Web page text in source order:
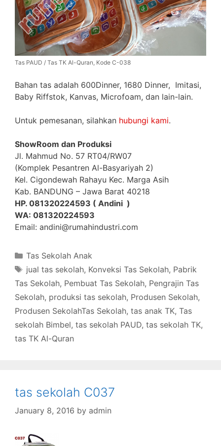
Tas PAUD / Tas TK Al-Quran, Kode C-038
Bahan tas adalah 600Dinner, 1680 Dinner, Imitasi,
Baby Riffstok, Kanvas, Microfoam, dan lain-lain.
Untuk pemesanan, silahkan hubungi kami.
ShowRoom dan Produksi
Jl. Mahmud No. 57 RT04/RW07
(Komplek Pesantren Al-Basyariyah 2)
Kel. Cigondewah Rahayu Kec. Marga Asih
Kab. BANDUNG – Jawa Barat 40218
HP. 081320224593 ( Andini )
WA: 081320224593
Email: andini@rumahindustri.com
Categories
Tas Sekolah Anak
Tags
jual tas sekolah, Konveksi Tas Sekolah, Pabrik
Tas Sekolah, Pembuat Tas Sekolah, Pengrajin Tas
Sekolah, produksi tas sekolah, Produsen Sekolah,
Produsen SekolahTas Sekolah, tas anak TK, Tas
sekolah Bimbel, tas sekolah PAUD, tas sekolah TK,
tas TK Al-Quran
tas sekolah C037
January 8, 2016 by admin